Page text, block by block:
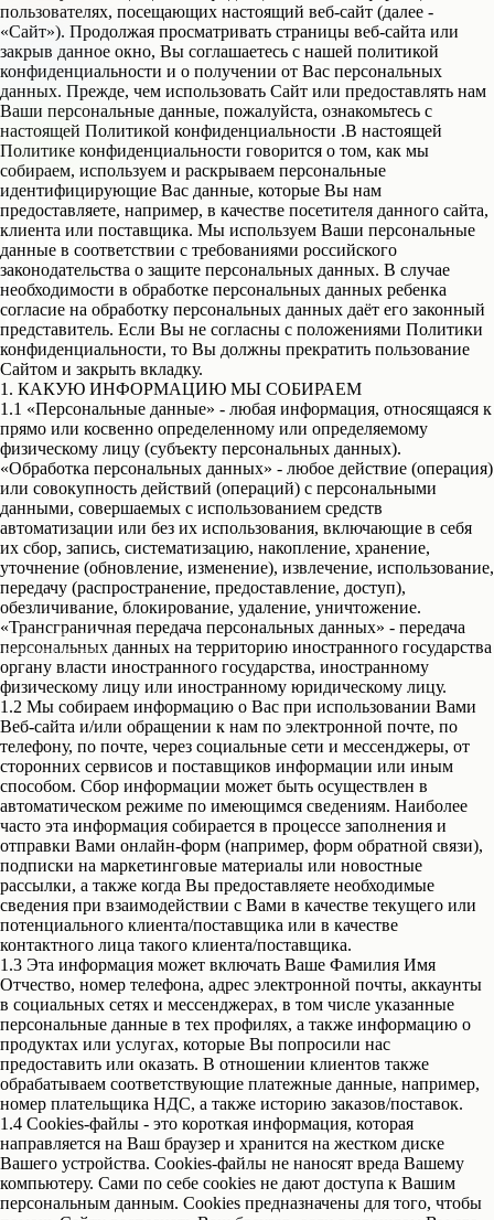
Скачайте каталог
доступных
планировок ЖК Park
Side
Заполняя форму на данном сайте, вы
соглашаетесь с политикой
конфиденциальности
пользователях, посещающих настоящий веб-сайт (далее -
«Сайт»). Продолжая просматривать страницы веб-сайта или
закрыв данное окно, Вы соглашаетесь с нашей политикой
конфиденциальности и о получении от Вас персональных
данных. Прежде, чем использовать Сайт или предоставлять нам
Ваши персональные данные, пожалуйста, ознакомьтесь с
настоящей Политикой конфиденциальности .В настоящей
Политике конфиденциальности говорится о том, как мы
собираем, используем и раскрываем персональные
идентифицирующие Вас данные, которые Вы нам
предоставляете, например, в качестве посетителя данного сайта,
клиента или поставщика. Мы используем Ваши персональные
данные в соответствии с требованиями российского
законодательства о защите персональных данных. В случае
необходимости в обработке персональных данных ребенка
согласие на обработку персональных данных даёт его законный
представитель. Если Вы не согласны с положениями Политики
конфиденциальности, то Вы должны прекратить пользование
Сайтом и закрыть вкладку.
1. КАКУЮ ИНФОРМАЦИЮ МЫ СОБИРАЕМ
1.1 «Персональные данные» - любая информация, относящаяся к
прямо или косвенно определенному или определяемому
физическому лицу (субъекту персональных данных).
«Обработка персональных данных» - любое действие (операция)
или совокупность действий (операций) с персональными
данными, совершаемых с использованием средств
автоматизации или без их использования, включающие в себя
их сбор, запись, систематизацию, накопление, хранение,
уточнение (обновление, изменение), извлечение, использование,
передачу (распространение, предоставление, доступ),
обезличивание, блокирование, удаление, уничтожение.
«Трансграничная передача персональных данных» - передача
персональных данных на территорию иностранного государства
органу власти иностранного государства, иностранному
физическому лицу или иностранному юридическому лицу.
1.2 Мы собираем информацию о Вас при использовании Вами
Веб-сайта и/или обращении к нам по электронной почте, по
телефону, по почте, через социальные сети и мессенджеры, от
сторонних сервисов и поставщиков информации или иным
способом. Сбор информации может быть осуществлен в
автоматическом режиме по имеющимся сведениям. Наиболее
часто эта информация собирается в процессе заполнения и
отправки Вами онлайн-форм (например, форм обратной связи),
подписки на маркетинговые материалы или новостные
рассылки, а также когда Вы предоставляете необходимые
сведения при взаимодействии с Вами в качестве текущего или
потенциального клиента/поставщика или в качестве
контактного лица такого клиента/поставщика.
1.3 Эта информация может включать Ваше Фамилия Имя
Отчество, номер телефона, адрес электронной почты, аккаунты
в социальных сетях и мессенджерах, в том числе указанные
персональные данные в тех профилях, а также информацию о
продуктах или услугах, которые Вы попросили нас
предоставить или оказать. В отношении клиентов также
обрабатываем соответствующие платежные данные, например,
номер плательщика НДС, а также историю заказов/поставок.
1.4 Cookies-файлы - это короткая информация, которая
направляется на Ваш браузер и хранится на жестком диске
Вашего устройства. Cookies-файлы не наносят вреда Вашему
компьютеру. Сами по себе cookies не дают доступа к Вашим
персональным данным. Cookies предназначены для того, чтобы